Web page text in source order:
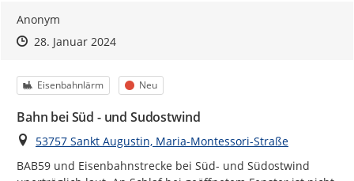
Anonym
Zeitpunkt des Erstellens
Zeitpunkt des Erstellens
28. Januar 2024Zur Äußerung
Kategorie
Eisenbahnlärm Status
Neu
Bahn bei Süd - und Sudostwind
Ort
53757 Sankt Augustin, Maria-Montessori-Straße
BAB59 und Eisenbahnstrecke bei Süd- und Südostwind